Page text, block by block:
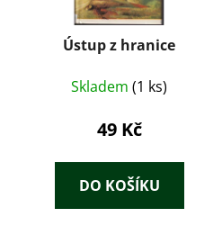
Ústup z hranice
Skladem (1 ks)
49 Kč
DO KOŠÍKU